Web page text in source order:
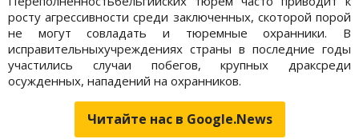
росту агрессивности среди заключенных, скоторой порой
не могут совладать и тюремные охранники. В
исправительныхучреждениях страны в последние годы
участились случаи побегов, крупных драксреди
осужденных, нападений на охранников.
Читайте нас в Google.News